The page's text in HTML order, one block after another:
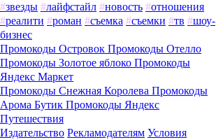
#звезды #лайфстайл #новость #отношения
#реалити #роман #съемка #съемки #тв #шоу-
бизнес
Промокоды Островок Промокоды Отелло
Промокоды Золотое яблоко Промокоды
Яндекс Маркет
Промокоды Снежная Королева Промокоды
Арома Бутик Промокоды Яндекс
Путешествия
Издательство Рекламодателям Условия